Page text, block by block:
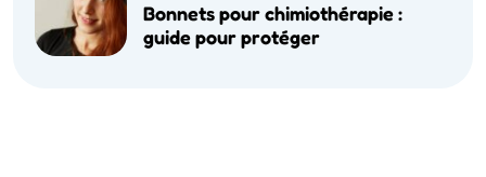
Bonnets pour chimiothérapie :
guide pour protéger